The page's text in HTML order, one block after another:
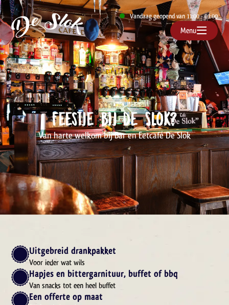
Vandaag geopend van 11:00 - 01:00
Menu
Feestje bij de Slok?
Van harte welkom bij Bar en Eetcafé De Slok
Uitgebreid drankpakket
Voor ieder wat wils
Hapjes en bittergarnituur, buffet of bbq
Van snacks tot een heel buffet
Een offerte op maat